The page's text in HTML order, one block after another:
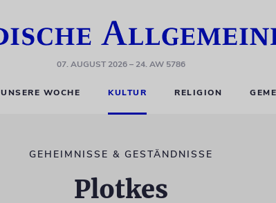
07. AUGUST 2026– 24. AW 5786
UNSERE WOCHE KULTUR RELIGION
GEHEIMNISSE & GESTÄNDNISSE
Plotkes